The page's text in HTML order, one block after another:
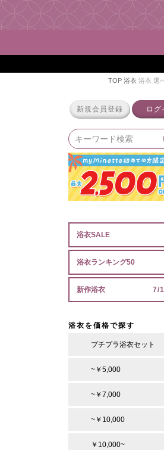
TOP 浴衣 浴衣 選
新規会員登録 ログ
浴衣SALE
浴衣ランキング50
新作浴衣
浴衣を価格で探す
プチプラ浴衣セット
~￥5,000
~￥7,000
~￥10,000
￥10,000~